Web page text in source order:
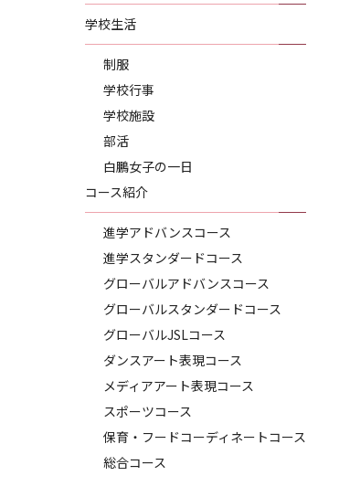
学校生活
制服
学校行事
学校施設
部活
白鵬女子の一日
コース紹介
進学アドバンスコース
進学スタンダードコース
グローバルアドバンスコース
グローバルスタンダードコース
グローバルJSLコース
ダンスアート表現コース
メディアアート表現コース
スポーツコース
保育・フードコーディネートコース
総合コース